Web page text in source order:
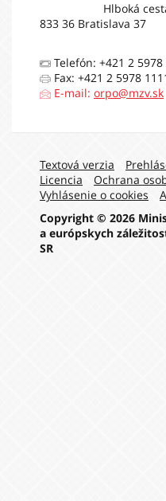
Hlboká
833 36 Bratislava 37
Telefón: +421 2 5978
Fax: +421 2 5978
E-mail: orpo@mzv.sk
Navigation:
Textová verzia
Licencia
Ochrana
Vyhlásenie o cookies
Copyright © 2026
a európskych
SR